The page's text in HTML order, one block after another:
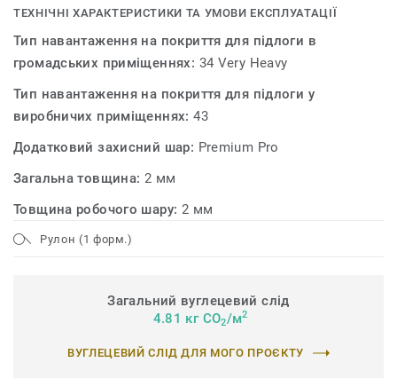
ТЕХНІЧНІ ХАРАКТЕРИСТИКИ ТА УМОВИ ЕКСПЛУАТАЦІЇ
Тип навантаження на покриття для підлоги в
громадських приміщеннях: 34 Very Heavy
Тип навантаження на покриття для підлоги у
виробничих приміщеннях:43
Додатковий захисний шар: Premium Pro
Загальна товщина: 2 мм
Товщина робочого шару: 2 мм
Рулон (1 форм.)
Загальний вуглецевий слід
4.81 кг CO2/м2
ВУГЛЕЦЕВИЙ СЛІД ДЛЯ МОГО ПРОЄКТУ